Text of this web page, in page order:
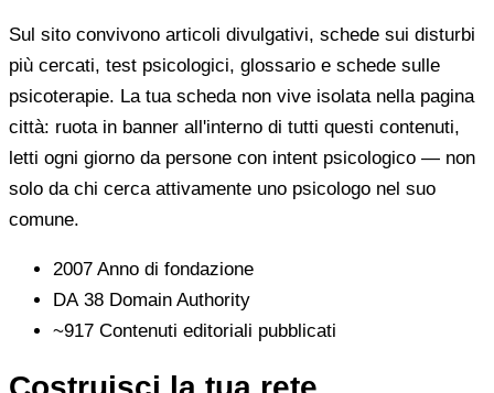
Sul sito convivono articoli divulgativi, schede sui disturbi
più cercati, test psicologici, glossario e schede sulle
psicoterapie. La tua scheda non vive isolata nella pagina
città: ruota in banner all'interno di tutti questi contenuti,
letti ogni giorno da persone con intent psicologico — non
solo da chi cerca attivamente uno psicologo nel suo
comune.
2007 Anno di fondazione
DA 38 Domain Authority
~917 Contenuti editoriali pubblicati